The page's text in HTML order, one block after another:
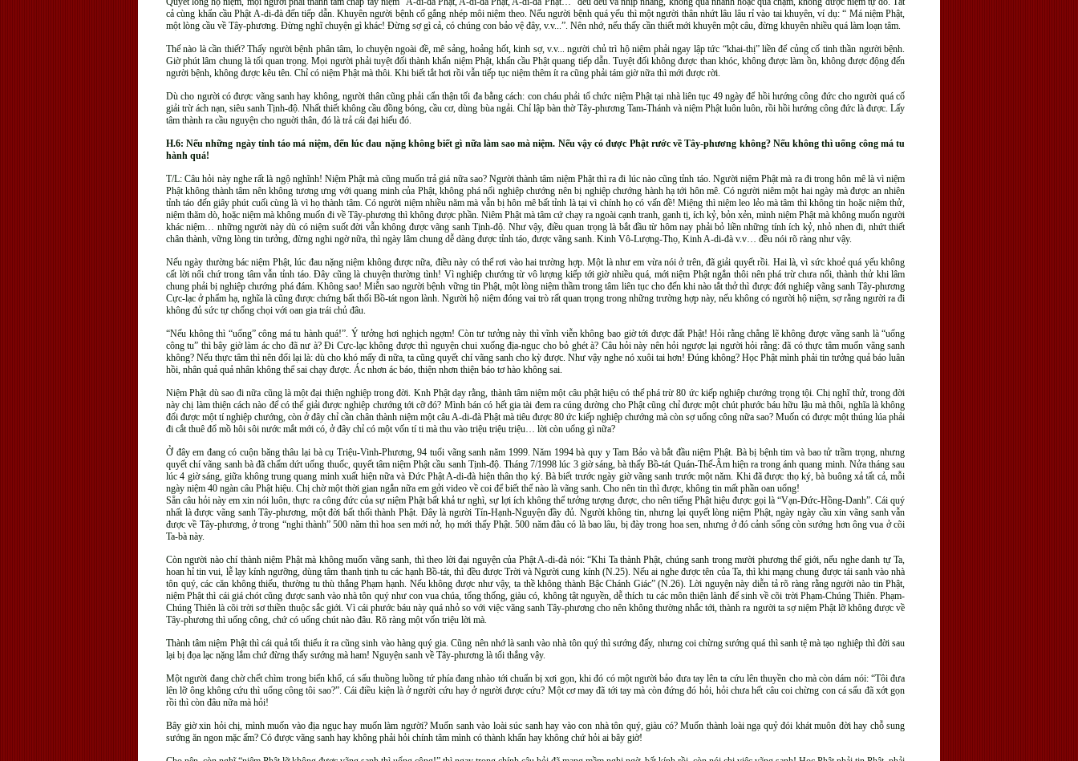
cả cùng khẩn cầu Phật A-di-đà đến tiếp dẫn. Khuyên người bệnh cố gắng nhép môi niệm theo. Nếu người bệnh quá yếu thì một người thân nhứt lâu lâu rỉ vào tai khuyên, ví dụ: “ Má niệm Phật,
một lòng cầu về Tây-phương. Đừng nghĩ chuyện gì khác! Đừng sợ gì cả, có chúng con bảo vệ đây, v.v...”. Nên nhớ, nếu thấy cần thiết mới khuyên một câu, đừng khuyên nhiều quá làm loạn tâm.
Thế nào là cần thiết? Thấy người bệnh phân tâm, lo chuyện ngoài đề, mê sảng, hoảng hốt, kinh sợ, v.v... người chủ trì hộ niệm phải ngay lập tức “khai-thị” liền để củng cố tinh thần người bệnh.
Giờ phút lâm chung là tối quan trọng. Mọi người phải tuyệt đối thành khẩn niệm Phật, khẩn cầu Phật quang tiếp dẫn. Tuyệt đối không được than khóc, không được làm ồn, không được động đến
người bệnh, không được kêu tên. Chỉ có niệm Phật mà thôi. Khi biết tắt hơi rồi vẫn tiếp tục niệm thêm ít ra cũng phải tám giờ nữa thì mới được rời.
Dù cho người có được vãng sanh hay không, người thân cũng phải cẩn thận tối đa bằng cách: con cháu phải tổ chức niệm Phật tại nhà liên tục 49 ngày để hồi hướng công đức cho người quá cố
giải trừ ách nạn, siêu sanh Tịnh-độ. Nhất thiết không cầu đồng bóng, cầu cơ, dùng bùa ngải. Chỉ lập bàn thờ Tây-phương Tam-Thánh và niệm Phật luôn luôn, rồi hồi hướng công đức là được. Lấy
tâm thành ra cầu nguyện cho nguời thân, đó là trả cái đại hiếu đó.
H.6: Nếu những ngày tỉnh táo má niệm, đến lúc đau nặng không biết gì nữa làm sao mà niệm. Nếu vậy có được Phật rước về Tây-phương không? Nếu không thì uổng công má tu
hành quá!
T/L: Câu hỏi này nghe rất là ngộ nghĩnh! Niệm Phật mà cũng muốn trả giá nữa sao? Người thành tâm niệm Phật thì ra đi lúc nào cũng tỉnh táo. Người niệm Phật mà ra đi trong hôn mê là vì niệm
Phật không thành tâm nên không tương ưng với quang minh của Phật, không phá nổi nghiệp chướng nên bị nghiệp chướng hành hạ tới hôn mê. Có người niêm một hai ngày mà được an nhiên
tỉnh táo đến giây phút cuối cùng là vì họ thành tâm. Có người niệm nhiều năm mà vẫn bị hôn mê bất tỉnh là tại vì chính họ có vấn đề! Miệng thì niệm leo lẻo mà tâm thì không tin hoặc niệm thử,
niệm thăm dò, hoặc niệm mà không muốn đi về Tây-phương thì không được phần. Niêm Phật mà tâm cứ chạy ra ngoài cạnh tranh, ganh tị, ích kỷ, bỏn xẻn, mình niệm Phật mà không muốn người
khác niệm… những người này dù có niệm suốt đời vẫn không được vãng sanh Tịnh-độ. Như vậy, điều quan trọng là bắt đầu từ hôm nay phải bỏ liền những tính ích kỷ, nhỏ nhen đi, nhứt thiết
chân thành, vững lòng tin tưởng, đừng nghi ngờ nữa, thì ngày lâm chung dễ dàng được tỉnh táo, được vãng sanh. Kinh Vô-Lượng-Thọ, Kinh A-di-đà v.v… đều nói rõ ràng như vậy.
Nếu ngày thường bác niệm Phật, lúc đau nặng niệm không được nữa, điều này có thể rơi vào hai trường hợp. Một là như em vừa nói ở trên, đã giải quyết rồi. Hai là, vì sức khoẻ quá yếu không
cất lời nổi chứ trong tâm vẫn tỉnh táo. Đây cũng là chuyện thường tình! Vì nghiệp chướng từ vô lượng kiếp tới giờ nhiều quá, mới niệm Phật ngắn thôi nên phá trừ chưa nổi, thành thử khi lâm
chung phải bị nghiệp chướng phá đám. Không sao! Miễn sao người bệnh vững tin Phật, một lòng niệm thầm trong tâm liên tục cho đến khi nào tắt thở thì được đới nghiệp vãng sanh Tây-phương
Cực-lạc ở phẩm hạ, nghĩa là cũng được chứng bất thối Bồ-tát ngon lành. Người hộ niệm đóng vai trò rất quan trọng trong những trường hợp này, nếu không có người hộ niệm, sợ rằng người ra đi
không đủ sức tự chống chọi với oan gia trái chủ đâu.
“Nếu không thì “uổng” công má tu hành quá!”. Ý tưởng hơi nghịch ngợm! Còn tư tưởng này thì vĩnh viễn không bao giờ tới được đất Phật! Hỏi rằng chẳng lẽ không được vãng sanh là “uổng
công tu” thì bây giờ làm ác cho đã nư à? Đi Cực-lạc không được thì nguyện chui xuống địa-ngục cho bỏ ghét à? Câu hỏi này nên hỏi ngược lại người hỏi rằng: đã có thực tâm muốn vãng sanh
không? Nếu thực tâm thì nên đổi lại là: dù cho khó mấy đi nữa, ta cũng quyết chí vãng sanh cho kỳ được. Như vậy nghe nó xuôi tai hơn! Đúng không? Học Phật mình phải tin tưởng quả báo luân
hồi, nhân quả quả nhân không thể sai chạy được. Ác nhơn ác báo, thiện nhơn thiện báo tơ hào không sai.
Niệm Phật dù sao đi nữa cũng là một đại thiện nghiệp trong đời. Knh Phật dạy rằng, thành tâm niệm một câu phật hiệu có thể phá trừ 80 ức kiếp nghiệp chướng trọng tội. Chị nghĩ thử, trong đời
này chị làm thiện cách nào để có thể giải được nghiệp chướng tới cỡ đó? Mình bán có hết gia tài đem ra cúng dường cho Phật cũng chỉ được một chút phước báu hữu lậu mà thôi, nghĩa là không
đổi được một tí nghiệp chướng, còn ở đây chỉ cần chân thành niệm một câu A-di-đà Phật mà tiêu được 80 ức kiếp nghiệp chướng mà còn sợ uổng công nữa sao? Muốn có được một thúng lúa phải
đi cắt thuê đổ mồ hôi sôi nước mắt mới có, ở đây chỉ có một vốn tí ti mà thu vào triệu triệu triệu… lời còn uổng gì nữa?
Ở đây em đang có cuộn băng thâu lại bà cụ Triệu-Vinh-Phương, 94 tuổi vãng sanh năm 1999. Năm 1994 bà quy y Tam Bảo và bắt đầu niệm Phật. Bà bị bệnh tim và bao tử trầm trọng, nhưng
quyết chí vãng sanh bà đã chấm dứt uống thuốc, quyết tâm niệm Phật cầu sanh Tịnh-độ. Tháng 7/1998 lúc 3 giờ sáng, bà thấy Bồ-tát Quán-Thế-Âm hiện ra trong ánh quang minh. Nửa tháng sau
lúc 4 giờ sáng, giữa không trung quang minh xuất hiện nữa và Đức Phật A-di-đà hiện thân thọ ký. Bà biết trước ngày giờ vãng sanh trước một năm. Khi đã được thọ ký, bà buông xả tất cả, mỗi
ngày niệm 40 ngàn câu Phật hiệu. Chị chờ một thời gian ngắn nữa em gởi video về coi để biết thế nào là vãng sanh. Cho nên tin thì được, không tin mất phần oan uổng!
Sẵn câu hỏi này em xin nói luôn, thực ra công đức của sự niệm Phật bất khả tư nghì, sự lợi ích không thể tưởng tượng được, cho nên tiếng Phật hiệu được gọi là “Vạn-Đức-Hồng-Danh”. Cái quý
nhất là được vãng sanh Tây-phương, một đời bất thối thành Phật. Đây là người Tín-Hạnh-Nguyện đầy đủ. Người không tin, nhưng lại quyết lòng niệm Phật, ngày ngày cầu xin vãng sanh vẫn
được về Tây-phương, ở trong “nghi thành” 500 năm thì hoa sen mới nở, họ mới thấy Phật. 500 năm đâu có là bao lâu, bị đày trong hoa sen, nhưng ở đó cảnh sống còn sướng hơn ông vua ở cõi
Ta-bà này.
Còn người nào chí thành niệm Phật mà không muốn vãng sanh, thì theo lời đại nguyện của Phật A-di-đà nói: “Khi Ta thành Phật, chúng sanh trong mười phương thế giới, nếu nghe danh tự Ta,
hoan hỉ tin vui, lễ lạy kính ngưỡng, dùng tâm thanh tịnh tu các hạnh Bồ-tát, thì đều được Trời và Người cung kính (N.25). Nếu ai nghe được tên của Ta, thì khi mạng chung được tái sanh vào nhà
tôn quý, các căn không thiếu, thường tu thù thắng Phạm hạnh. Nếu không được như vậy, ta thề không thành Bậc Chánh Giác” (N.26). Lời nguyện này diễn tả rõ ràng rằng người nào tin Phật,
niệm Phật thì cái giá chót cũng được sanh vào nhà tôn quý như con vua chúa, tổng thống, giàu có, không tật nguyền, dễ thích tu các môn thiện lành để sinh về cõi trời Phạm-Chúng Thiên. Phạm-
Chúng Thiên là cõi trời sơ thiền thuộc sắc giới. Vì cái phước báu này quá nhỏ so với việc vãng sanh Tây-phương cho nên không thường nhắc tới, thành ra người ta sợ niệm Phật lỡ không được về
Tây-phương thì uổng công, chứ có uổng chút nào đâu. Rõ ràng một vốn triệu lời mà.
Thành tâm niệm Phật thì cái quả tối thiểu ít ra cũng sinh vào hàng quý gia. Cũng nên nhớ là sanh vào nhà tôn quý thì sướng đấy, nhưng coi chừng sướng quá thì sanh tệ mà tạo nghiệp thì đời sau
lại bị đọa lạc nặng lắm chứ đừng thấy sướng mà ham! Nguyện sanh về Tây-phương là tối thắng vậy.
Một người đang chờ chết chìm trong biển khổ, cá sấu thuồng luồng tứ phía đang nhào tới chuẩn bị xơi gọn, khi đó có một người bảo đưa tay lên ta cứu lên thuyền cho mà còn dám nói: “Tôi đưa
lên lỡ ông không cứu thì uổng công tôi sao?”. Cái điều kiện là ở người cứu hay ở người được cứu? Một cơ may đã tới tay mà còn đứng đó hỏi, hỏi chưa hết câu coi chừng con cá sấu đã xớt gọn
rồi thì còn đâu nữa mà hỏi!
Bây giờ xin hỏi chị, mình muốn vào địa ngục hay muốn làm người? Muốn sanh vào loài súc sanh hay vào con nhà tôn quý, giàu có? Muốn thành loài ngạ quỷ đói khát muôn đời hay chỗ sung
sướng ăn ngon mặc ấm? Có được vãng sanh hay không phải hỏi chính tâm mình có thành khẩn hay không chứ hỏi ai bây giờ!